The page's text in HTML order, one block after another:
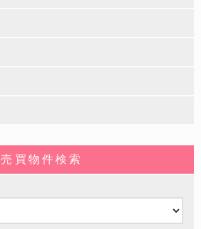
売買物件検索